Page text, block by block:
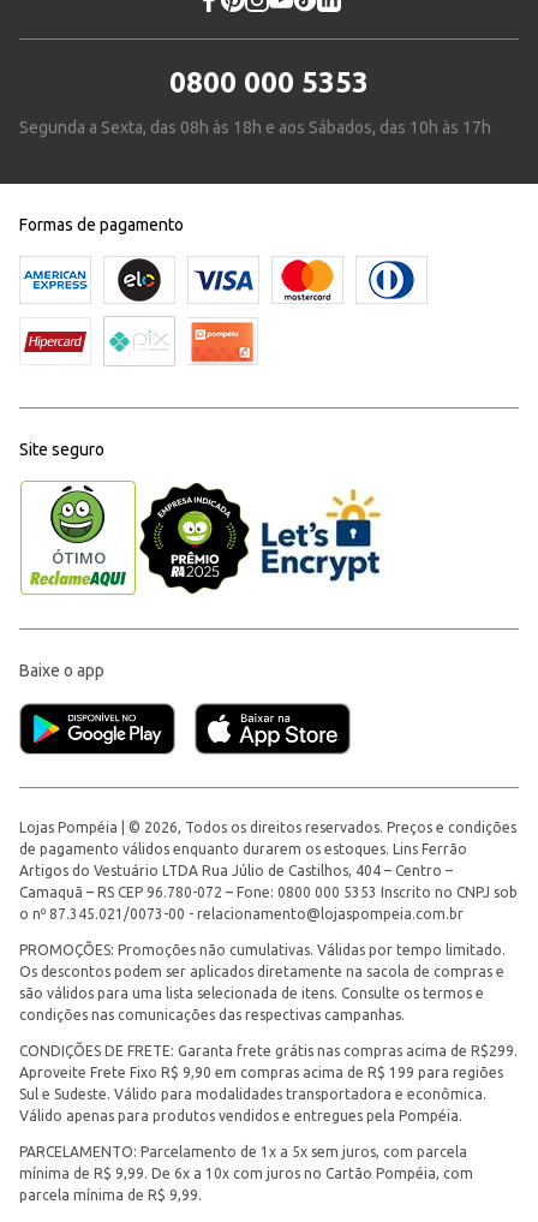
0800 000 5353
Segunda a Sexta, das 08h às 18h e aos Sábados, das 10h às 17h
Formas de pagamento
Site seguro
Baixe o app
Lojas Pompéia | © 2026, Todos os direitos reservados. Preços e condições
de pagamento válidos enquanto durarem os estoques. Lins Ferrão
Artigos do Vestuário LTDA Rua Júlio de Castilhos, 404 – Centro –
Camaquã – RS CEP 96.780-072 – Fone: 0800 000 5353 Inscrito no CNPJ sob
o nº 87.345.021/0073-00 - relacionamento@lojaspompeia.com.br
PROMOÇÕES: Promoções não cumulativas. Válidas por tempo limitado.
Os descontos podem ser aplicados diretamente na sacola de compras e
são válidos para uma lista selecionada de itens. Consulte os termos e
condições nas comunicações das respectivas campanhas.
CONDIÇÕES DE FRETE: Garanta frete grátis nas compras acima de R$299.
Aproveite Frete Fixo R$ 9,90 em compras acima de R$ 199 para regiões
Sul e Sudeste. Válido para modalidades transportadora e econômica.
Válido apenas para produtos vendidos e entregues pela Pompéia.
PARCELAMENTO: Parcelamento de 1x a 5x sem juros, com parcela
mínima de R$ 9,99. De 6x a 10x com juros no Cartão Pompéia, com
parcela mínima de R$ 9,99.